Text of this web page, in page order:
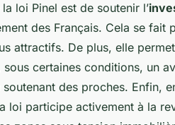
loi Pinel est de soutenir l’
des Français. Cela se fait
attractifs. De plus, elle
certaines conditions, un
des proches. Enfin,
loi participe activement à la